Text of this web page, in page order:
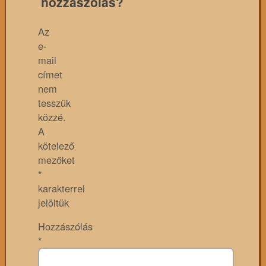
Az
e-
mail
címet
nem
tesszük
közzé.
A
kötelező
mezőket
*
karakterrel
jelöltük
Hozzászólás
*